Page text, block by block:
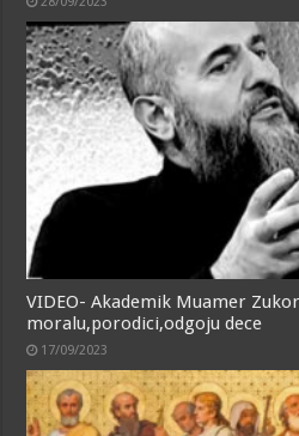
VIDEO- Akademik Muamer
moralu,porodici,odgoju dece
17/09/2023